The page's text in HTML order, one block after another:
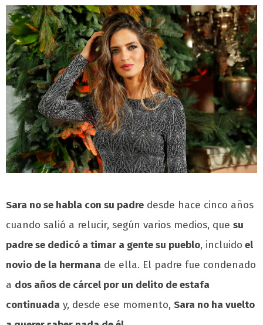
Sara no se habla con su padre desde hace cinco años
cuando salió a relucir, según varios medios, que su
padre se dedicó a timar a gente su pueblo, incluido el
novio de la hermana de ella. El padre fue condenado
a dos años de cárcel por un delito de estafa
continuada y, desde ese momento, Sara no ha vuelto